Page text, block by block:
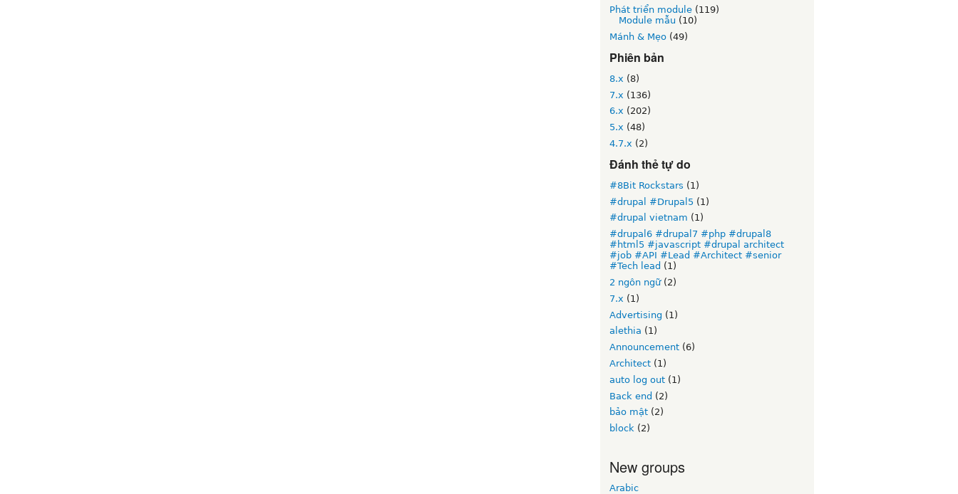
Phát triển module (119)
Module mẫu (10)
Mánh & Mẹo (49)
Phiên bản
8.x (8)
7.x (136)
6.x (202)
5.x (48)
4.7.x (2)
Đánh thẻ tự do
#8Bit Rockstars (1)
#drupal #Drupal5 (1)
#drupal vietnam (1)
#drupal6 #drupal7 #php #drupal8
#html5 #javascript #drupal architect
#job #API #Lead #Architect #senior
#Tech lead (1)
2 ngôn ngữ(2)
7.x (1)
Advertising (1)
alethia (1)
Announcement (6)
Architect (1)
auto log out (1)
Back end (2)
bảo mật (2)
block (2)
New groups
Arabic